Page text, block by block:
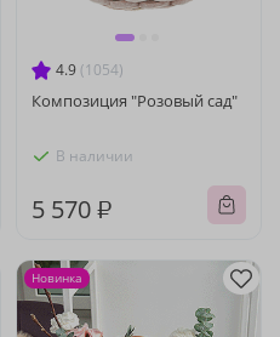
4.9 (1054)
Композиция "Розовый сад"
В наличии
5 570 ₽
Новинка